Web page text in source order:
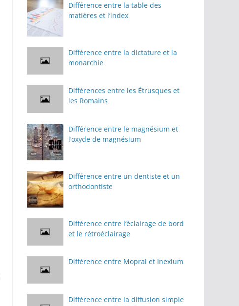
Différence entre la table des
matières et l’index
Différence entre la dictature et la
monarchie
Différences entre les Étrusques et
les Romains
Différence entre le magnésium et
l’oxyde de magnésium
Différence entre un dentiste et un
orthodontiste
Différence entre l’éclairage de bord
et le rétroéclairage
Différence entre Mopral et Inexium
Différence entre la diffusion simple